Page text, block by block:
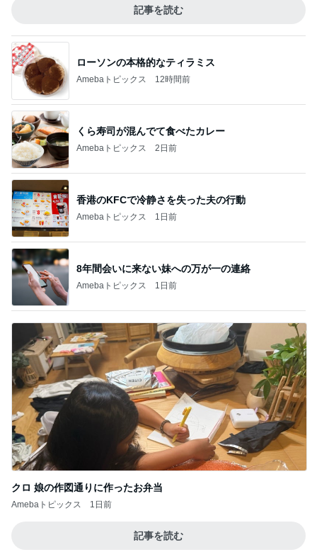
記事を読む
ローソンの本格的なティラミス
Amebaトピックス 12時間前
くら寿司が混んでて食べたカレー
Amebaトピックス 2日前
香港のKFCで冷静さを失った夫の行動
Amebaトピックス 1日前
8年間会いに来ない妹への万が一の連絡
Amebaトピックス 1日前
クロ 娘の作図通りに作ったお弁当
Amebaトピックス 1日前
記事を読む